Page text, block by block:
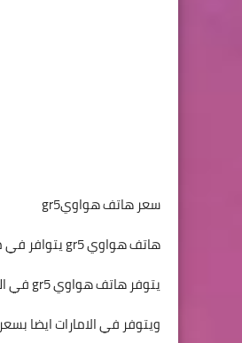
سعر هاتف هواويgr5
هاتف هواوي gr5 يتوافر في مصر بنسخة ال 32 وال 4 جيجا بايت من الرام بسعر 4300
يتوفر هاتف هواوي gr5 في السعودية بسعر 850 ريال سعودي لنسخة ال 32 وال 4 جيجا رام
ويتوفر في الامارات ايضا بسعر 850 درهم لنفس النسخة 32 جيجا ذاكرة داخلية و 3 جيجا من الرام